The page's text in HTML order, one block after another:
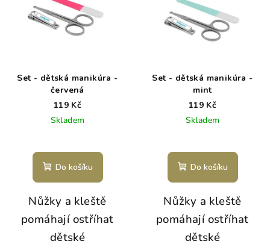
Set - dětská manikúra -
červená
119 Kč
Skladem
Do košíku
Nůžky a kleště
pomáhají ostříhat
dětské
Set - dětská manikúra -
mint
119 Kč
Skladem
Do košíku
Nůžky a kleště
pomáhají ostříhat
dětské